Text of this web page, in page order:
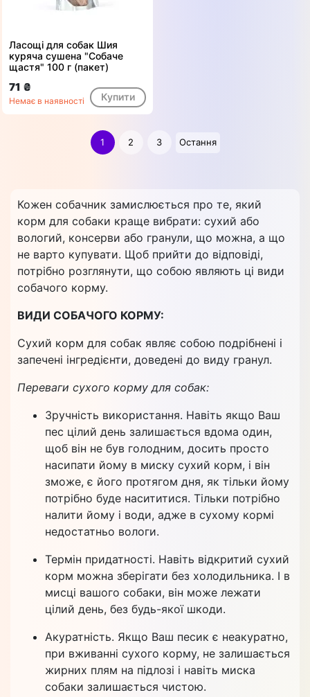
Ласощі для собак Шия
куряча сушена "Собаче
щастя" 100 г (пакет)
71 ₴
Немає в наявності Купити
1 2 3 Остання
Кожен собачник замислюється про те, який
корм для собаки краще вибрати: сухий або
вологий, консерви або гранули, що можна, а що
не варто купувати. Щоб прийти до відповіді,
потрібно розглянути, що собою являють ці види
собачого корму.
ВИДИ СОБАЧОГО КОРМУ:
Сухий корм для собак являє собою подрібнені і
запечені інгредієнти, доведені до виду гранул.
Переваги сухого корму для собак:
Зручність використання. Навіть якщо Ваш
пес цілий день залишається вдома один,
щоб він не був голодним, досить просто
насипати йому в миску сухий корм, і він
зможе, є його протягом дня, як тільки йому
потрібно буде насититися. Тільки потрібно
налити йому і води, адже в сухому кормі
недостатньо вологи.
Термін придатності. Навіть відкритий сухий
корм можна зберігати без холодильника. І в
мисці вашого собаки, він може лежати
цілий день, без будь-якої шкоди.
Акуратність. Якщо Ваш песик є неакуратно,
при вживанні сухого корму, не залишається
жирних плям на підлозі і навіть миска
собаки залишається чистою.